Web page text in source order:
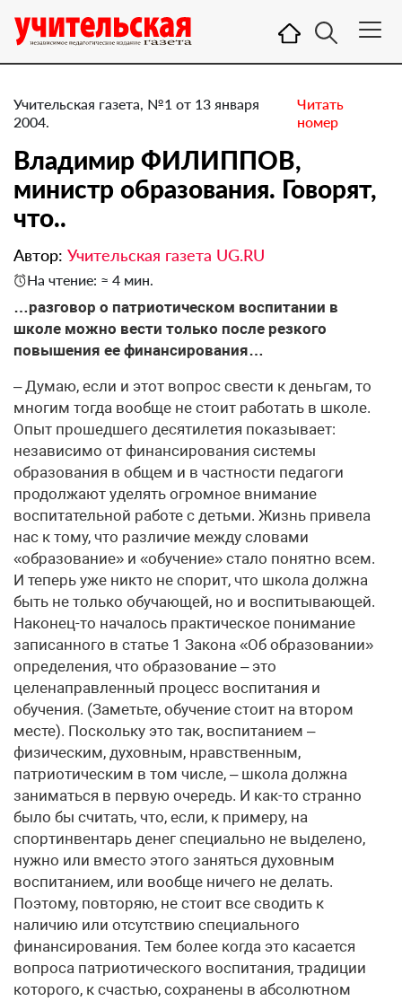
Учительская газета, №1 от 13 января
2004.
Читать
номер
Владимир ФИЛИППОВ,
министр образования. Говорят,
что..
Автор: Учительская газета UG.RU
На чтение: ≈ 4 мин.
…разговор о патриотическом воспитании в
школе можно вести только после резкого
повышения ее финансирования…
– Думаю, если и этот вопрос свести к деньгам, то
многим тогда вообще не стоит работать в школе.
Опыт прошедшего десятилетия показывает:
независимо от финансирования системы
образования в общем и в частности педагоги
продолжают уделять огромное внимание
воспитательной работе с детьми. Жизнь привела
нас к тому, что различие между словами
«образование» и «обучение» стало понятно всем.
И теперь уже никто не спорит, что школа должна
быть не только обучающей, но и воспитывающей.
Наконец-то началось практическое понимание
записанного в статье 1 Закона «Об образовании»
определения, что образование – это
целенаправленный процесс воспитания и
обучения. (Заметьте, обучение стоит на втором
месте). Поскольку это так, воспитанием –
физическим, духовным, нравственным,
патриотическим в том числе, – школа должна
заниматься в первую очередь. И как-то странно
было бы считать, что, если, к примеру, на
спортинвентарь денег специально не выделено,
нужно или вместо этого заняться духовным
воспитанием, или вообще ничего не делать.
Поэтому, повторяю, не стоит все сводить к
наличию или отсутствию специального
финансирования. Тем более когда это касается
вопроса патриотического воспитания, традиции
которого, к счастью, сохранены в абсолютном